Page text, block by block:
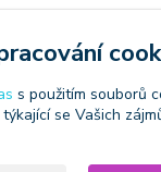
s použitím souborů
týkající se Vašich